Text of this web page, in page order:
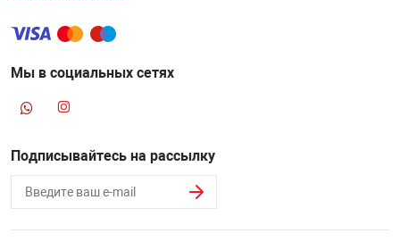
Мы в социальных сетях
Подписывайтесь на рассылку